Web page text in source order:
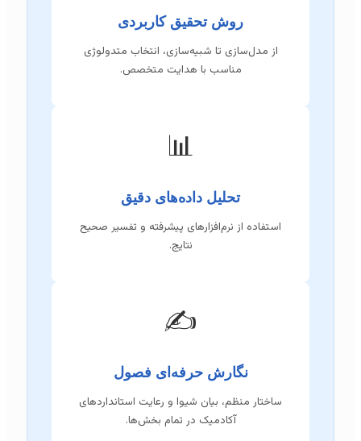
روش تحقیق کاربردی
از مدل‌سازی تا شبیه‌سازی، انتخاب متدولوژی
مناسب با هدایت متخصص.
📊
تحلیل داده‌های دقیق
استفاده از نرم‌افزارهای پیشرفته و تفسیر صحیح
✍️
نگارش حرفه‌ای فصول
ساختار منظم، بیان شیوا و رعایت استانداردهای
آکادمیک در تمام بخش‌ها.